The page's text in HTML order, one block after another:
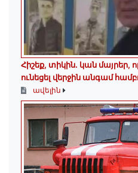
Հիշեք, տիկին․ կան մայրեր,
ունեցել վերջին անգամ
ավելին